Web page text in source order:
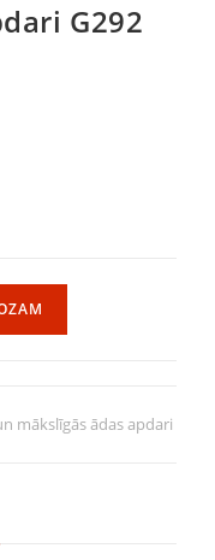
G292
mākslīgās ādas apdari